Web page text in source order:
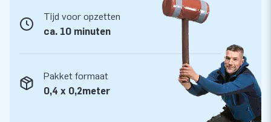
bestellen. Kies jouw favoriete kleur of misschien wil jij wel
een logo op je dansende luchtbuis. Dat is geen probleem: Wij
gaan dat voor je regelen!
Tijd voor opzetten
ca. 10 minuten
Pakket formaat
0,4 x 0,2meter